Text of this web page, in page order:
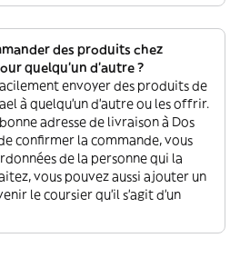
des produits chez
quelqu'un d'autre ?
envoyer des produits de
à quelqu'un d'autre ou les offrir.
adresse de livraison à Dos
confirmer la commande, vous
de la personne qui la
vous pouvez aussi ajouter un
le coursier qu'il s'agit d'un